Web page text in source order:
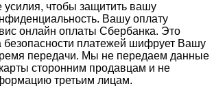
чтобы защитить вашу
Вашу оплату
онлайн оплаты Сбербанка. Это
платежей шифрует Вашу
передачи. Мы не передаем данные
сторонним продавцам и не
третьим лицам.